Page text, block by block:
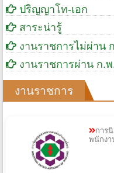
ปริญญาโท-เอก
สาระน่ารู้
งานราชการไม่ผ่าน
งานราชการผ่าน ก.พ
งานราชการ
การ
พนักงา